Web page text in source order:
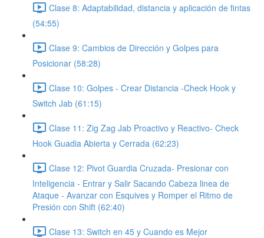
Clase 8: Adaptabilidad, distancia y aplicación de fintas
(54:55)
Clase 9: Cambios de Dirección y Golpes para
Posicionar (58:28)
Clase 10: Golpes - Crear Distancia -Check Hook y
Switch Jab (61:15)
Clase 11: Zig Zag Jab Proactivo y Reactivo- Check
Hook Guadia Abierta y Cerrada (62:23)
Clase 12: Pivot Guardia Cruzada- Presionar con
Inteligencia - Entrar y Salir Sacando Cabeza linea de
Ataque - Avanzar con Esquives y Romper el Ritmo de
Presión con Shift (62:40)
Clase 13: Switch en 45 y Cuando es Mejor